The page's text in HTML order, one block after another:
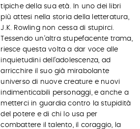
tipiche della sua età. In uno dei libri
più attesi nella storia della letteratura,
J.K. Rowling non cessa di stupirci.
Tessendo un’altra stupefacente trama,
riesce questa volta a dar voce alle
inquietudini dell’adolescenza, ad
arricchire il suo già mirabolante
universo di nuove creature e nuovi
indimenticabili personaggi, e anche a
metterci in guardia contro la stupidità
del potere e di chi lo usa per
combattere il talento, il coraggio, la